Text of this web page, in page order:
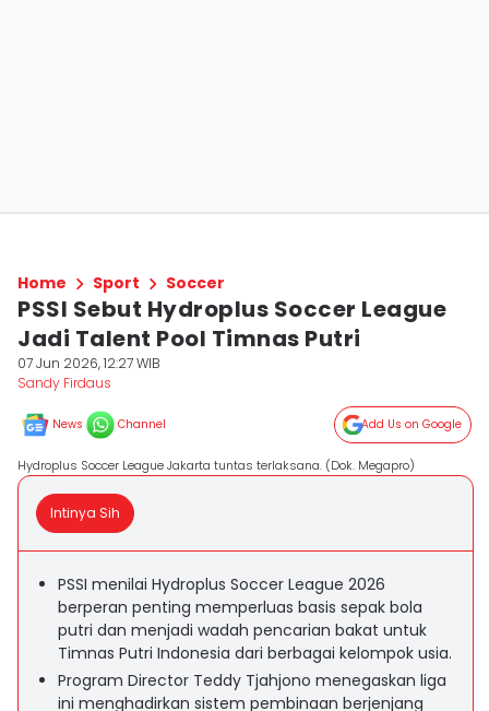
Home Sport Soccer
PSSI Sebut Hydroplus Soccer League
Jadi Talent Pool Timnas Putri
07 Jun 2026, 12:27 WIB
Sandy Firdaus
News Channel Add Us on Google
Hydroplus Soccer League Jakarta tuntas terlaksana. (Dok. Megapro)
Intinya Sih
PSSI menilai Hydroplus Soccer League 2026
berperan penting memperluas basis sepak bola
putri dan menjadi wadah pencarian bakat untuk
Timnas Putri Indonesia dari berbagai kelompok usia.
Program Director Teddy Tjahjono menegaskan liga
ini menghadirkan sistem pembinaan berjenjang